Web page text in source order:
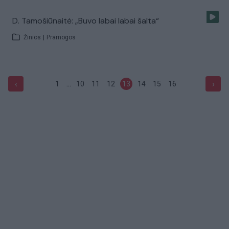
D. Tamošiūnaitė: „Buvo labai labai šalta“
Žinios Pramogos
‹ 1 ... 10 11 12 13 14 15 16 ›